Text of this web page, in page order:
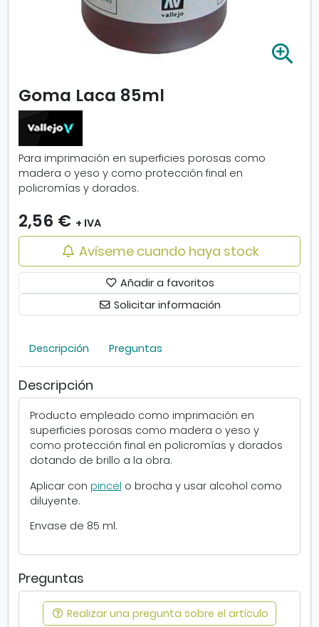
G
o
m
L
a
5
Goma Laca 85ml
Para imprimación en superficies porosas como
madera o yeso y como protección final en
policromías y dorados.
2,56 € + IVA
Avíseme cuando haya stock
Añadir a favoritos
Solicitar información
Descripción Preguntas
Descripción
Producto empleado como imprimación en
superficies porosas como madera o yeso y
como protección final en policromías y dorados
dotando de brillo a la obra.
Aplicar con pincel o brocha y usar alcohol como
diluyente.
Envase de 85 ml.
Preguntas
Realizar una pregunta sobre el artículo